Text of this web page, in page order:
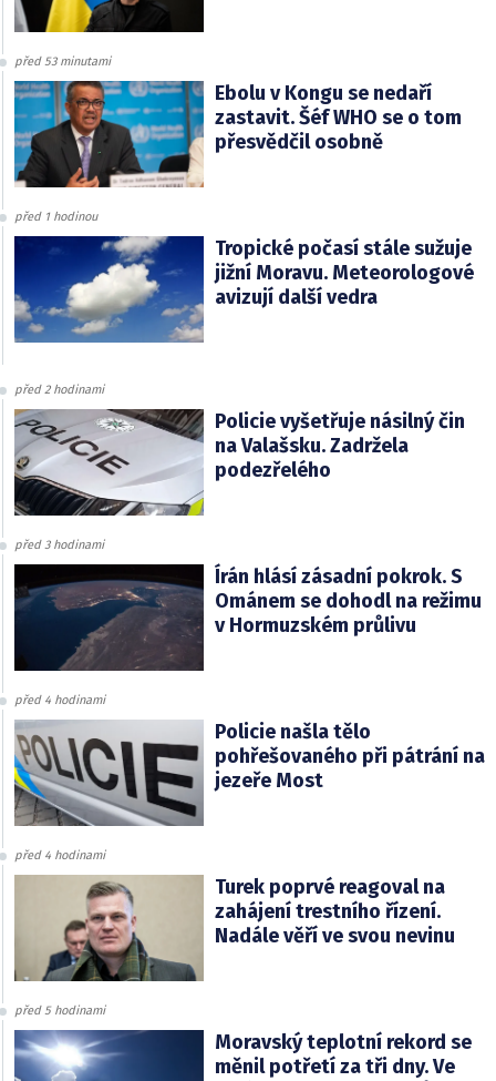
před 53 minutami
Ebolu v Kongu se nedaří
zastavit. Šéf WHO se o tom
přesvědčil osobně
před 1 hodinou
Tropické počasí stále sužuje
jižní Moravu. Meteorologové
avizují další vedra
před 2 hodinami
Policie vyšetřuje násilný čin
na Valašsku. Zadržela
podezřelého
před 3 hodinami
Írán hlásí zásadní pokrok. S
Ománem se dohodl na režimu
v Hormuzském průlivu
před 4 hodinami
Policie našla tělo
pohřešovaného při pátrání na
jezeře Most
před 4 hodinami
Turek poprvé reagoval na
zahájení trestního řízení.
Nadále věří ve svou nevinu
před 5 hodinami
Moravský teplotní rekord se
měnil potřetí za tři dny. Ve